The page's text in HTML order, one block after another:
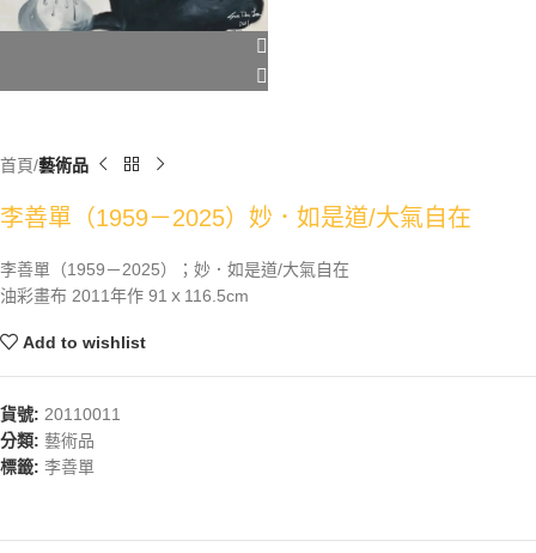
首頁 藝術品
李善單（1959－2025）妙．如是道/大氣自在
李善單（1959－2025）；妙．如是道/大氣自在
油彩畫布 2011年作 91ｘ116.5cm
Add to wishlist
貨號: 20110011
分類: 藝術品
標籤: 李善單